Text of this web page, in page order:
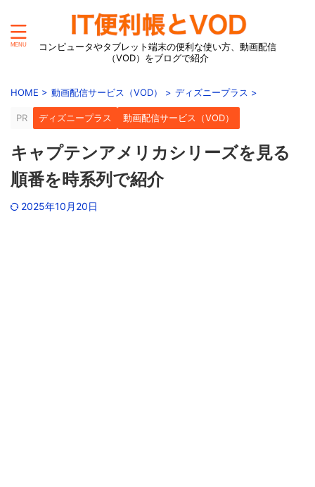
コンピュータやタブレット端末の便利な使い方、動画配信
（VOD）をブログで紹介
HOME > 動画配信サービス（VOD） > ディズニープラス >
PR ディズニープラス 動画配信サービス（VOD）
キャプテンアメリカシリーズを見る
順番を時系列で紹介
2025年10月20日